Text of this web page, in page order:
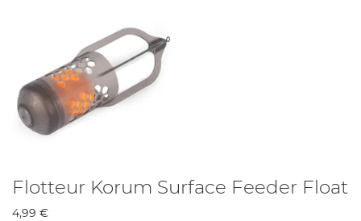
Flotteur Korum Surface Feeder Float
4,99 €